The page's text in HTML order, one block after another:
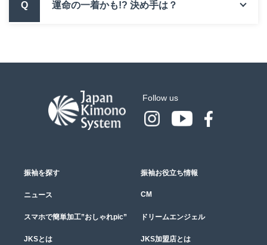
Q 運命の一着かも!? 決め手は？
Follow us
振袖を探す 振袖お役立ち情報
ニュース CM
スマホで簡単加工”おしゃれpic” ドリームエンジェル
JKSとは JKS加盟店とは